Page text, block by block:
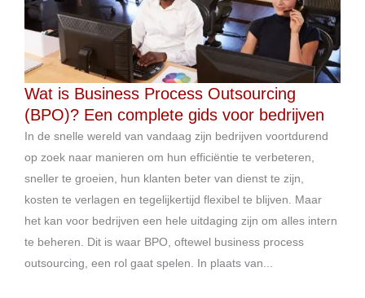
Wat is Business Process Outsourcing
(BPO)? Een complete gids voor bedrijven
In de snelle wereld van vandaag zijn bedrijven voortdurend
op zoek naar manieren om hun efficiëntie te verbeteren,
sneller te groeien, hun klanten beter van dienst te zijn,
kosten te verlagen en tegelijkertijd flexibel te blijven. Maar
het kan voor bedrijven een hele uitdaging zijn om alles intern
te beheren. Dit is waar BPO, oftewel business process
outsourcing, een rol gaat spelen. In plaats van...